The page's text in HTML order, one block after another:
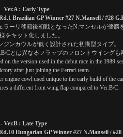
Ver.A : Early Type
Brazilian GP Winner #27 N.Mansell / #28
ラーリ移籍後初戦となったN.マンセルが優勝
をキット化しました。
ジンカウルが低く設計された初期型タイプ。
Cとは異なるフラップのフロントウイングも
on the version used in the debut race in the 1989
after just joining the Ferrari team.
engine cowl used unique to the early build of the
a different front wing flap compared to Ver.B/C.
Ver.B : Late Type
Hungarian GP Winner #27 N.Mansell / #28